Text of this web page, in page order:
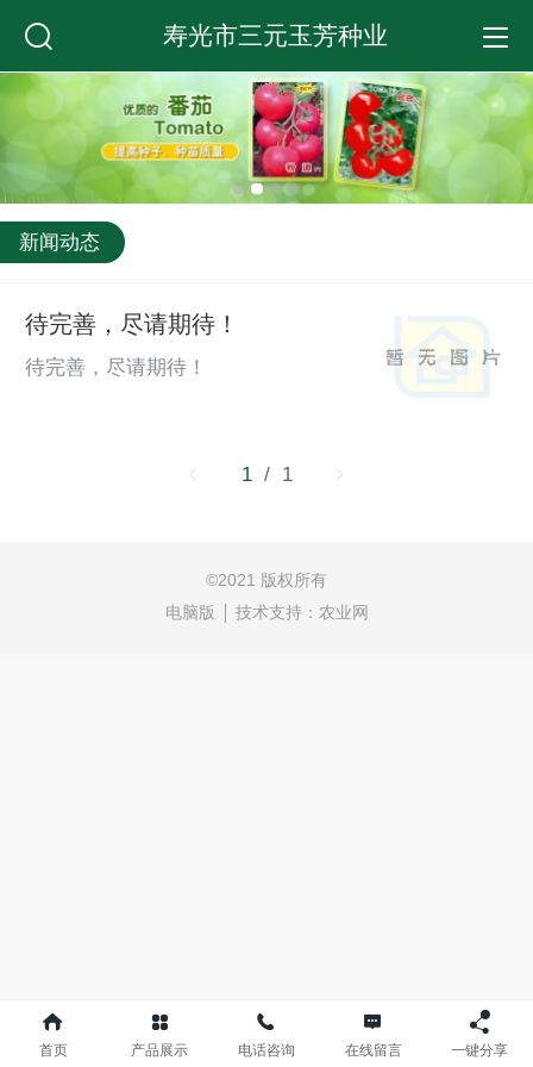
寿光市三元玉芳种业
新闻动态
待完善，尽请期待！
待完善，尽请期待！
1 / 1
©2021 版权所有
电脑版
技术支持： 农业网
首页 产品展示 电话咨询 在线留言 一键分享